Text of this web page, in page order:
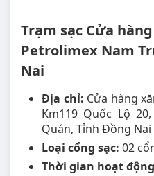
Trạm sạc Cửa
Petrolimex Nam
Nai
Địa chỉ: Cửa hàng
Km119 Quốc Lộ
Quán, Tỉnh Đồng Nai
Loại cổng sạc: 02
Thời gian hoạt